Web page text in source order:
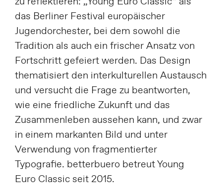
das Berliner Festival europäischer
Jugendorchester, bei dem sowohl die
Tradition als auch ein frischer Ansatz von
Fortschritt gefeiert werden. Das Design
thematisiert den interkulturellen Austausch
und versucht die Frage zu beantworten,
wie eine friedliche Zukunft und das
Zusammenleben aussehen kann, und zwar
in einem markanten Bild und unter
Verwendung von fragmentierter
Typografie. betterbuero betreut Young
Euro Classic seit 2015.